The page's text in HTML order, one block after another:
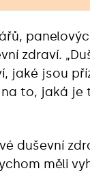
zdraví.
jaké jsou
to, jaká
duševní
měli